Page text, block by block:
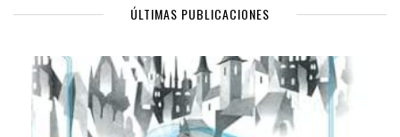
ÚLTIMAS PUBLICACIONES